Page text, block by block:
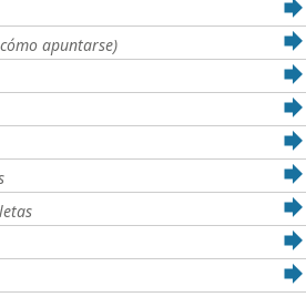
apuntarse)